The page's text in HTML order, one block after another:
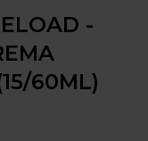
-
60ML)